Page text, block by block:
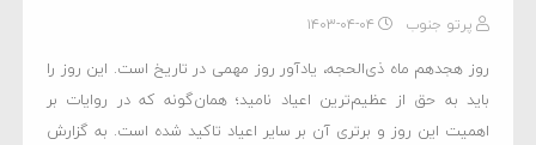
پرتو جنوب ۱۴۰۳-۰۴-۰۴
روز هجدهم ماه ذی‌الحجه، یادآور روز مهمی در تاریخ است. این روز را
باید به‌ حق از عظیم‌ترین اعیاد نامید؛ همان‌گونه که در روایات بر
اهمیت این روز و برتری آن بر سایر اعیاد تاکید شده است. به گزارش